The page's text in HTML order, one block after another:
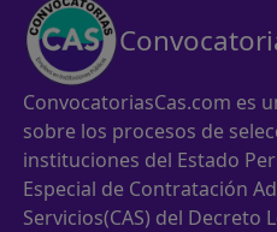
ConvocatoriasCas.com es
sobre los procesos de
instituciones del Estado
Especial de Contratación
Servicios(CAS) del Decreto